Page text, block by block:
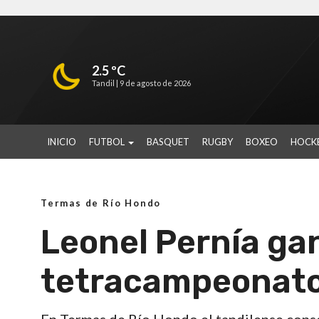
2.5 ºC
Tandil | 9 de agosto de 2026
INICIO FUTBOL BASQUET RUGBY BOXEO
Termas de Río Hondo
Leonel Pernía